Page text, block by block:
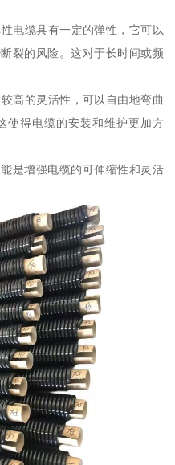
电缆具有一定的弹性，它可以
裂的风险。这对于长时间或频
高的灵活性，可以自由地弯曲
使得电缆的安装和维护更加方
是增强电缆的可伸缩性和灵活